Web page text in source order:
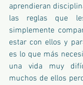
aprendieran
las reglas que
simplemente
estar con ellos y
es lo que más
una vida muy
muchos de ellos